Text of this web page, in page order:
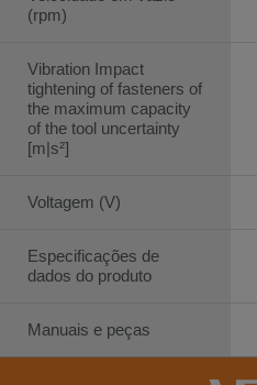
(rpm)
Vibration Impact
tightening of fasteners of
the maximum capacity
of the tool uncertainty
[m|s²]
Voltagem (V)
Especificações de
dados do produto
Manuais e peças